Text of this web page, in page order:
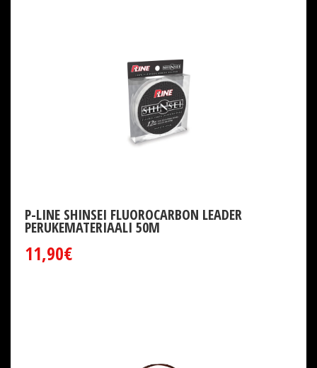
P-LINE SHINSEI FLUOROCARBON LEADER
PERUKEMATERIAALI 50M
11,90€